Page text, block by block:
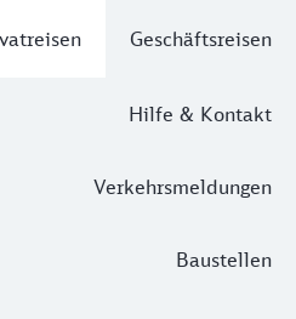
Geschäftsreisen
Hilfe & Kontakt
Verkehrsmeldungen
Baustellen